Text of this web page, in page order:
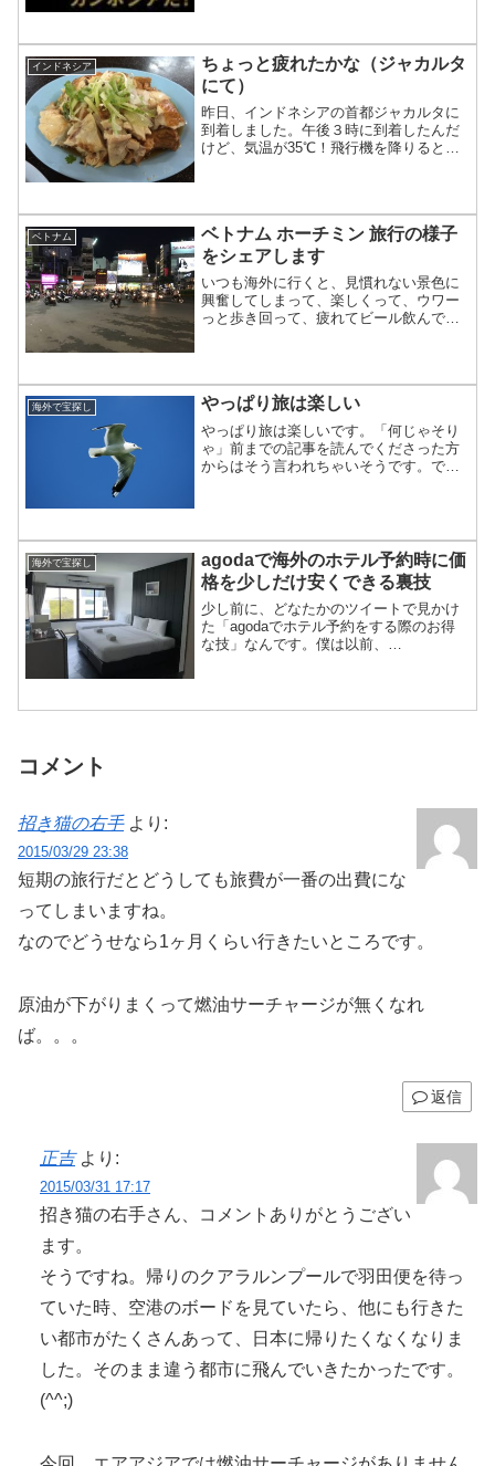
インドネシア
ちょっと疲れたかな（ジャカルタ
にて）
昨日、インドネシアの首都ジャカルタに
到着しました。午後３時に到着したんだ
けど、気温が35℃！飛行機を降りると同
ベトナム
ベトナム ホーチミン 旅行の様子
をシェアします
いつも海外に行くと、見慣れない景色に
興奮してしまって、楽しくって、ウワー
っと歩き回って、疲れてビール飲んで、
て、見慣れない景色に興奮し...
海外で宝探し やっぱり旅は楽しい
やっぱり旅は楽しいです。「何じゃそり
ゃ」前までの記事を読んでくださった方
からはそう言われちゃいそうです。で
込んでいられずに元気になっ...
海外で宝探し
agodaで海外のホテル予約時に価
格を少しだけ安くできる裏技
少し前に、どなたかのツイートで見かけ
た「agodaでホテル予約をする際のお得
な技」なんです。僕は以前、
じホテルに3泊...
コメント
招き猫の右手 より:
2015/03/29 23:38
短期の旅行だとどうしても旅費が一番の出費にな
ってしまいますね。
なのでどうせなら1ヶ月くらい行きたいところです。
原油が下がりまくって燃油サーチャージが無くなれ
ば。。。
返信
正吉 より:
2015/03/31 17:17
招き猫の右手さん、コメントありがとうござい
ます。
そうですね。帰りのクアラルンプールで羽田便を待っ
ていた時、空港のボードを見ていたら、他にも行きた
い都市がたくさんあって、日本に帰りたくなくなりま
した。そのまま違う都市に飛んでいきたかったです。
(^^;)